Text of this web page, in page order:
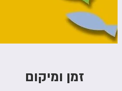
זמן ומיקום